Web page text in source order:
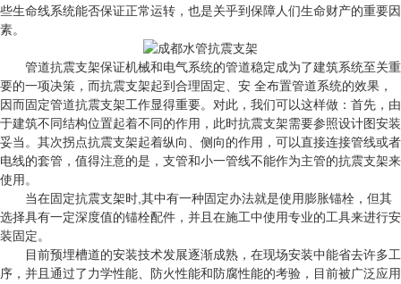
些生命线系统能否保证正常运转，也是关乎到保障人们生命财产的重要因
素。
管道抗震支架保证机械和电气系统的管道稳定成为了建筑系统至关重
要的一项决策，而抗震支架起到合理固定、安 全布置管道系统的效果，
因而固定管道抗震支架工作显得重要。对此，我们可以这样做：首先，由
于建筑不同结构位置起着不同的作用，此时抗震支架需要参照设计图安装
妥当。其次拐点抗震支架起着纵向、侧向的作用，可以直接连接管线或者
电线的套管，值得注意的是，支管和小一管线不能作为主管的抗震支架来
使用。
当在固定抗震支架时,其中有一种固定办法就是使用膨胀锚栓，但其
选择具有一定深度值的锚栓配件，并且在施工中使用专业的工具来进行安
装固定。
目前预埋槽道的安装技术发展逐渐成熟，在现场安装中能省去许多工
序，并且通过了力学性能、防火性能和防腐性能的考验，目前被广泛应用